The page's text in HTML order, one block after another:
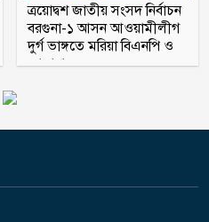
ত্রয়োদ্বশ জাতীয় সংসদ নির্বাচন
বরগুনা-১ আসন আওয়ামীলীগ
দুর্গ ভাঙ্গতে মরিয়া বিএনপি ও
জামায়াত